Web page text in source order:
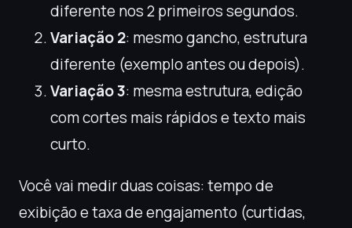
diferente nos 2 primeiros segundos.
Variação 2: mesmo gancho, estrutura
diferente (exemplo antes ou depois).
Variação 3: mesma estrutura, edição
com cortes mais rápidos e texto mais
curto.
Você vai medir duas coisas: tempo de
exibição e taxa de engajamento (curtidas,